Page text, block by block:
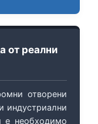
от реални
отворени
индустриални
е необходимо